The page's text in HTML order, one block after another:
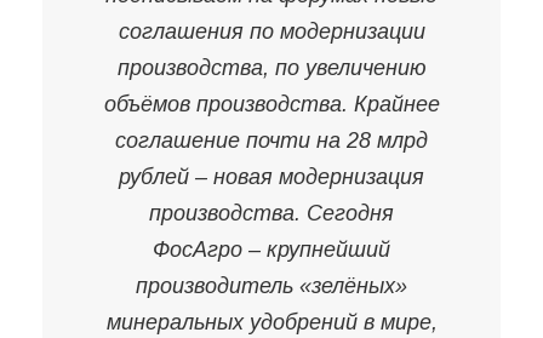
соглашения по модернизации
производства, по увеличению
объёмов производства. Крайнее
соглашение почти на 28 млрд
рублей – новая модернизация
производства. Сегодня
ФосАгро – крупнейший
производитель «зелёных»
минеральных удобрений в мире,